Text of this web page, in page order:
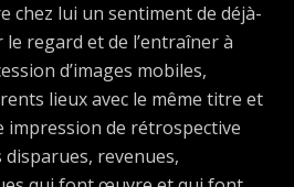
chez lui un sentiment de déjà-
le regard et de l’entraîner à
d’images mobiles,
lieux avec le même titre et
impression de rétrospective
revenues,